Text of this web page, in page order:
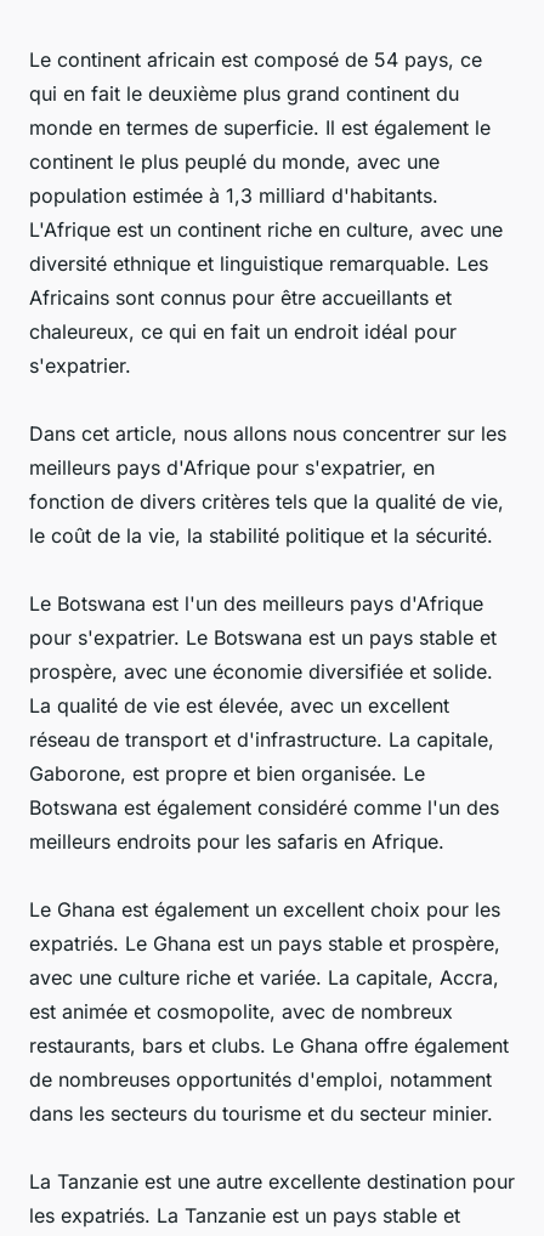
Le continent africain est composé de 54 pays, ce
qui en fait le deuxième plus grand continent du
monde en termes de superficie. Il est également le
continent le plus peuplé du monde, avec une
population estimée à 1,3 milliard d'habitants.
L'Afrique est un continent riche en culture, avec une
diversité ethnique et linguistique remarquable. Les
Africains sont connus pour être accueillants et
chaleureux, ce qui en fait un endroit idéal pour
s'expatrier.
Dans cet article, nous allons nous concentrer sur les
meilleurs pays d'Afrique pour s'expatrier, en
fonction de divers critères tels que la qualité de vie,
le coût de la vie, la stabilité politique et la sécurité.
Le Botswana est l'un des meilleurs pays d'Afrique
pour s'expatrier. Le Botswana est un pays stable et
prospère, avec une économie diversifiée et solide.
La qualité de vie est élevée, avec un excellent
réseau de transport et d'infrastructure. La capitale,
Gaborone, est propre et bien organisée. Le
Botswana est également considéré comme l'un des
meilleurs endroits pour les safaris en Afrique.
Le Ghana est également un excellent choix pour les
expatriés. Le Ghana est un pays stable et prospère,
avec une culture riche et variée. La capitale, Accra,
est animée et cosmopolite, avec de nombreux
restaurants, bars et clubs. Le Ghana offre également
de nombreuses opportunités d'emploi, notamment
dans les secteurs du tourisme et du secteur minier.
La Tanzanie est une autre excellente destination pour
les expatriés. La Tanzanie est un pays stable et